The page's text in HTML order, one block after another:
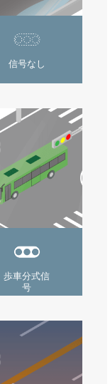
信号なし
歩車分式信
号